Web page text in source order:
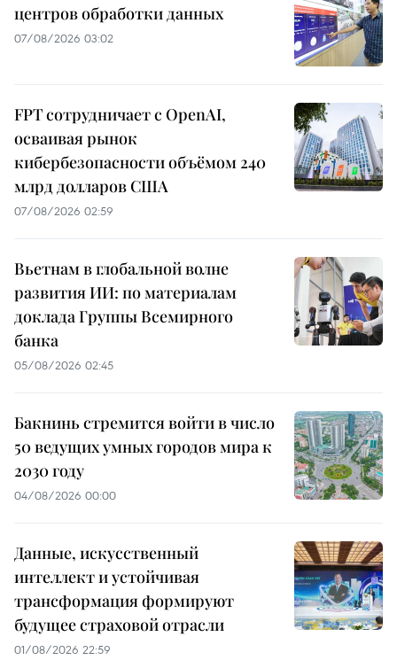
центров обработки данных
07/08/2026 03:02
FPT сотрудничает с OpenAI,
осваивая рынок
кибербезопасности объёмом 240
млрд долларов США
07/08/2026 02:59
Вьетнам в глобальной волне
развития ИИ: по материалам
доклада Группы Всемирного
банка
05/08/2026 02:45
Бакнинь стремится войти в число
50 ведущих умных городов мира к
2030 году
04/08/2026 00:00
Данные, искусственный
интеллект и устойчивая
трансформация формируют
будущее страховой отрасли
01/08/2026 22:59